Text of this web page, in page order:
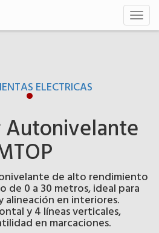
ELECTRICAS
Autonivelante
de alto rendimiento
de 0 a 30 metros, ideal para
alineación en interiores.
y 4 líneas verticales,
en marcaciones.